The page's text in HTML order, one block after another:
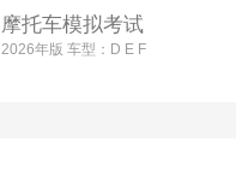
摩托车模拟考试
2026年版 车型：D E F